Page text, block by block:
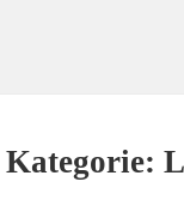
Kategorie: